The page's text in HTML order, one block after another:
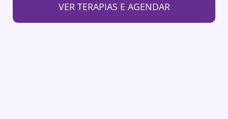
VER TERAPIAS E AGENDAR